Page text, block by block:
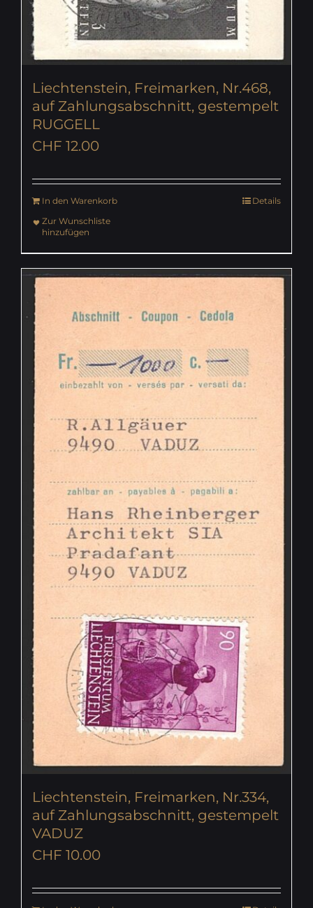
Liechtenstein, Freimarken, Nr.468,
auf Zahlungsabschnitt, gestempelt
RUGGELL
CHF 12.00
In den Warenkorb
Details
Zur Wunschliste
hinzufügen
Liechtenstein, Freimarken, Nr.334,
auf Zahlungsabschnitt, gestempelt
VADUZ
CHF 10.00